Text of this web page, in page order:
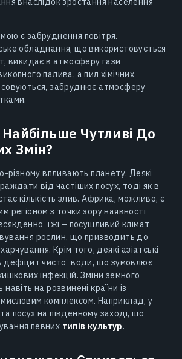
є забруднення повітря.
обладнання, що використовується
викидає в атмосферу гази
палива, а пил хімічних
забруднює атмосферу
Найбільше Чутливі До
Змін?
різному впливають планету. Деякі
від частіших посух, тоді як в
кількість злив. Африка, можливо, є
регіоном з точки зору наявності
їжі – посушливий клімат
рослин, що призводить до
Крім того, деякі азіатські
дефіцит чистої води, що зумовлює
інфекцій. Зміни земного
на розвинені країни із
комплексом. Наприклад, у
посух на південному заході, що
певних типів культур.